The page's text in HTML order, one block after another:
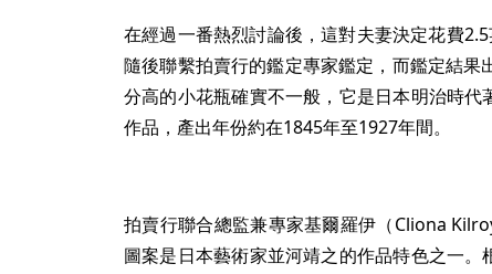
在經過一番熱烈討論後，這對夫妻決定花費
隨後聯繫拍賣行的鑑定專家鑑定，而鑑定結
分高的小花瓶確實不一般，它是日本明治時
作品，產出年份約在1845年至1927年間。
拍賣行聯合總監兼專家基爾羅伊（Cliona
圖案是日本藝術家並河靖之的作品特色之一